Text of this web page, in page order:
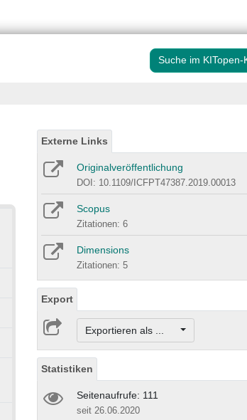
Suche im KITopen-
Externe Links
Originalveröffentlichung
DOI: 10.1109/ICFPT47387.2019.00013
Scopus
Zitationen: 6
Dimensions
Zitationen: 5
Export
Exportieren als ...
Statistiken
Seitenaufrufe: 111
seit 26.06.2020